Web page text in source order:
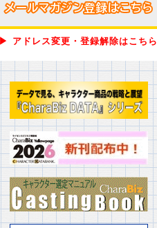
メールマガジン登録はこちら
メールマガジン登録はこちら
▶ アドレス変更・登録解除はこちら